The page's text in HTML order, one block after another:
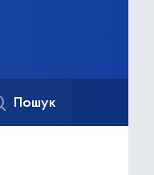
Пошук